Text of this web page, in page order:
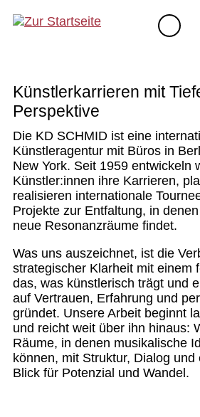
Künstlerkarrieren mit
Perspektive
Die KD SCHMID ist eine
Künstleragentur mit Büros in
New York. Seit 1959 entwickeln
Künstler:innen ihre Karrieren,
realisieren internationale
Projekte zur Entfaltung, in
neue Resonanzräume findet.
Was uns auszeichnet, ist die
strategischer Klarheit mit einem
das, was künstlerisch trägt und
auf Vertrauen, Erfahrung und
gründet. Unsere Arbeit beginnt
und reicht weit über ihn hinaus:
Räume, in denen musikalische
können, mit Struktur, Dialog und
Blick für Potenzial und Wandel.